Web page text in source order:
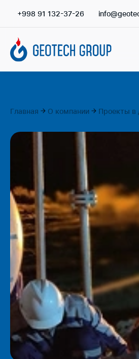
+998 91 132-37-26
Главная О компании Проекты в